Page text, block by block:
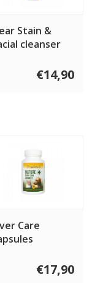
Stain &
cleanser
€14,90
Care
€17,90